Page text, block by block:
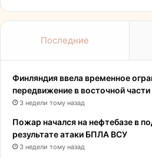
Последние
Финляндия ввела временное
передвижение в восточной
3 недели тому назад
Пожар начался на нефтебазе в
результате атаки БПЛА ВСУ
3 недели тому назад